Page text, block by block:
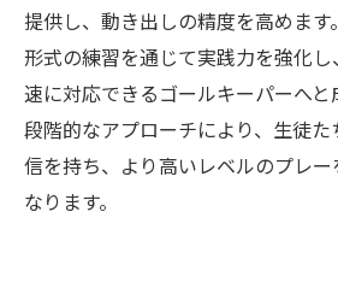
提供し、動き出しの精度を高めま
形式の練習を通じて実践力を強化
速に対応できるゴールキーパーへと
段階的なアプローチにより、生徒
信を持ち、より高いレベルのプレ
なります。